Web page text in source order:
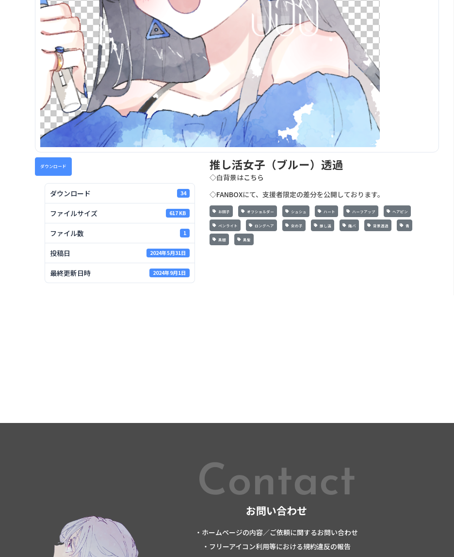
ダウンロード
ダウンロード 34
ファイルサイズ 617 KB
ファイル数 1
投稿日 2024年5月31日
最終更新日時 2024年9月1日
推し活女子（ブルー）透過
◇白背景はこちら
◇FANBOXにて、支援者限定の差分を公開しております。
お団子 オフショルダー シュシュ ハート ハーフアップ ヘアピン
ペンライト ロングヘア 女の子 推し活 痛バ 背景透過 青
黒眼 黒髪
Contact
お問い合わせ
・ホームページの内容／ご依頼に関するお問い合わせ
・フリーアイコン利用等における規約違反の報告